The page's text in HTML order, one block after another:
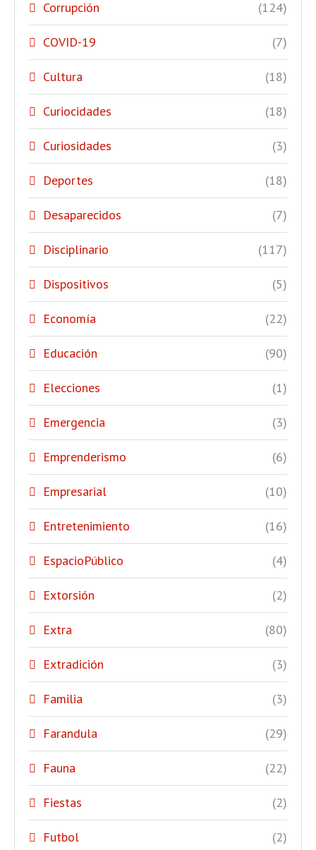
Corrupción (124)
COVID-19 (7)
Cultura (18)
Curiocidades (18)
Curiosidades (3)
Deportes (18)
Desaparecidos (7)
Disciplinario (117)
Dispositivos (5)
Economía (22)
Educación (90)
Elecciones (1)
Emergencia (3)
Emprenderismo (6)
Empresarial (10)
Entretenimiento (16)
EspacioPúblico (4)
Extorsión (2)
Extra (80)
Extradición (3)
Familia (3)
Farandula (29)
Fauna (22)
Fiestas (2)
Futbol (2)